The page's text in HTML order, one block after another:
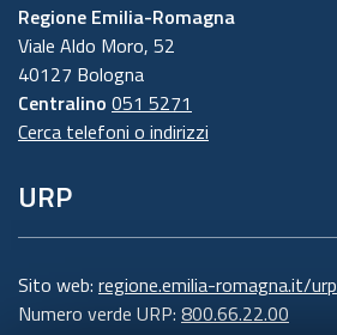
Regione Emilia-Romagna
Viale Aldo Moro, 52
40127 Bologna
Centralino 051 5271
Cerca telefoni o indirizzi
URP
Sito web: regione.emilia-romagna.it/urp
Numero verde URP: 800.66.22.00